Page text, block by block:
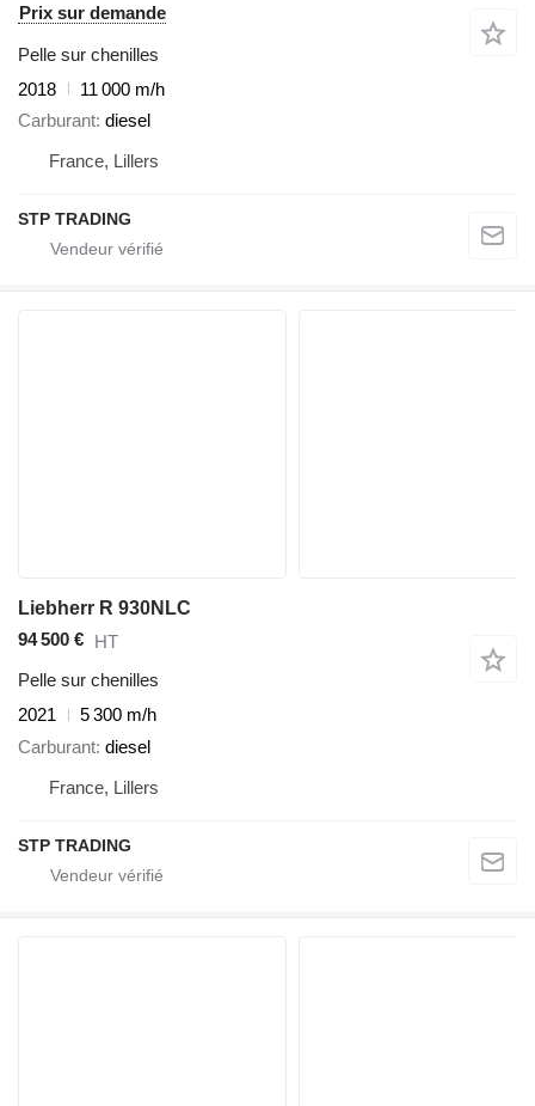
Prix sur demande
Pelle sur chenilles
2018
11 000 m/h
Carburant diesel
France, Lillers
STP TRADING
Liebherr R 930NLC
94 500 € HT
Pelle sur chenilles
2021
5 300 m/h
Carburant diesel
France, Lillers
STP TRADING